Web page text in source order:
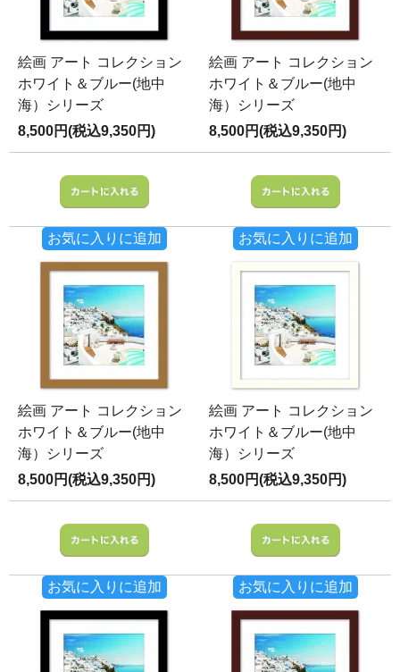
絵画 アート コレクション
ホワイト＆ブルー(地中
海）シリーズ
8,500円(税込9,350円)
お気に入りに追加
絵画 アート コレクション
ホワイト＆ブルー(地中
海）シリーズ
8,500円(税込9,350円)
お気に入りに追加
絵画 アート コレクション
ホワイト＆ブルー(地中
海）シリーズ
8,500円(税込9,350円)
お気に入りに追加
絵画 アート コレクション
ホワイト＆ブルー(地中
海）シリーズ
8,500円(税込9,350円)
お気に入りに追加